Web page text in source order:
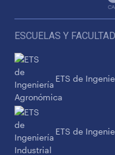
ESCUELAS Y
ETS de
ETS de